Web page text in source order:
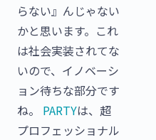
らない』んじゃない
かと思います。これ
は社会実装されてな
いので、イノベーシ
ョン待ちな部分です
ね。 PARTYは、超
プロフェッショナル